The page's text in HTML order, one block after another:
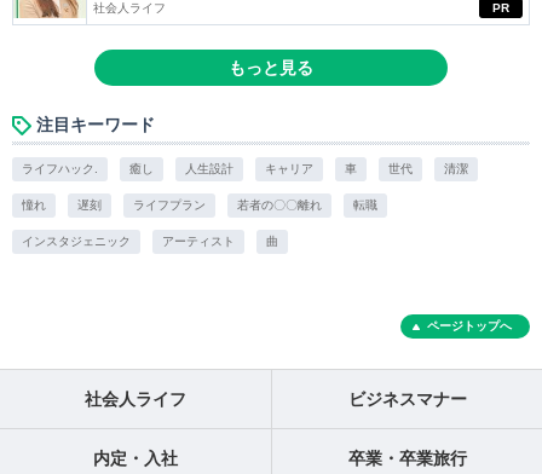
PR
社会人ライフ
もっと見る
注目キーワード
ライフハック. 癒し 人生設計 キャリア 車 世代 清潔
憧れ 遅刻 ライフプラン 若者の〇〇離れ 転職
インスタジェニック アーティスト 曲
ページトップへ
社会人ライフ ビジネスマナー
内定・入社 卒業・卒業旅行